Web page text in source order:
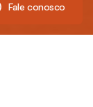
Fale conosco